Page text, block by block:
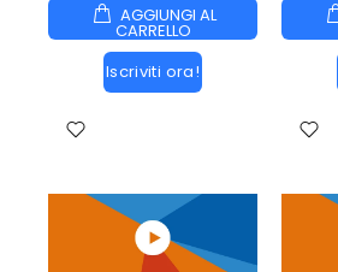
AGGIUNGI AL
CARRELLO
Iscriviti ora!